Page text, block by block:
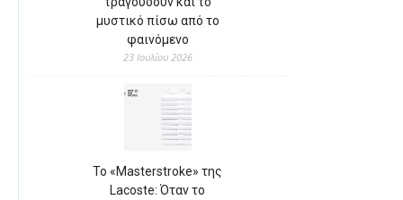
μυστικό πίσω από το
φαινόμενο
23 Ιουλίου 2026
Το «Masterstroke» της
Lacoste: Όταν το